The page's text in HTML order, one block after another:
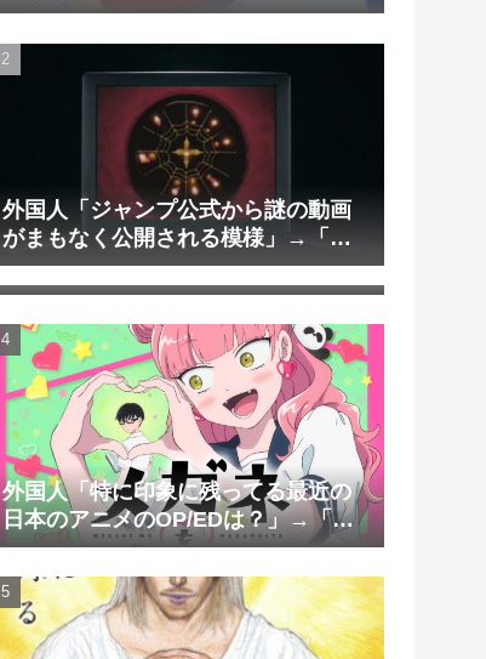
ら」（海外の反応）
外国人「ジャンプ公式から謎の動画
がまもなく公開される模様」→「ま
さか本当にくるのか？！」（海外の
反応）
外国人「日本のアニメを見て初めて
泣いた作品は？」→「2000年代の3大
泣けるアニメ」（海外の反応）
外国人「特に印象に残ってる最近の
日本のアニメのOP/EDは？」→「一
回も飛ばしたことないわ」（海外の
反応）